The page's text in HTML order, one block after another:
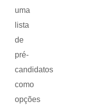
uma
lista
de
pré-
candidatos
como
opções